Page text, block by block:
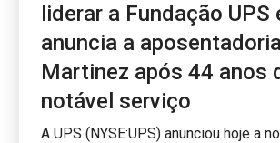
liderar a Fundação UPS
anuncia a
Martinez após 44 anos
notável serviço
A UPS (NYSE:UPS) anunciou hoje a